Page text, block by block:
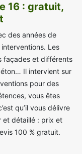
16 : gratuit,
des années de
Les
façades et différents
Il intervient sur
pour des
vous êtes
qu’il vous délivre
et détaillé : prix et
100 % gratuit.